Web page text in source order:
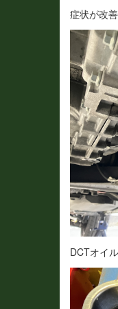
症状が改
DCTオイ